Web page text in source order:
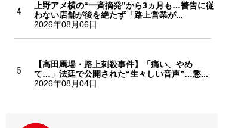
上野アメ横の“一斉摘発”から3ヵ月も…警告に従
わない店舗が後を絶たず「路上営業が...
2026年08月06日
【高田馬場・路上刺殺事件】「痛い、やめ
て…」法廷で公開された“生々しい音声”…懲...
2026年08月04日